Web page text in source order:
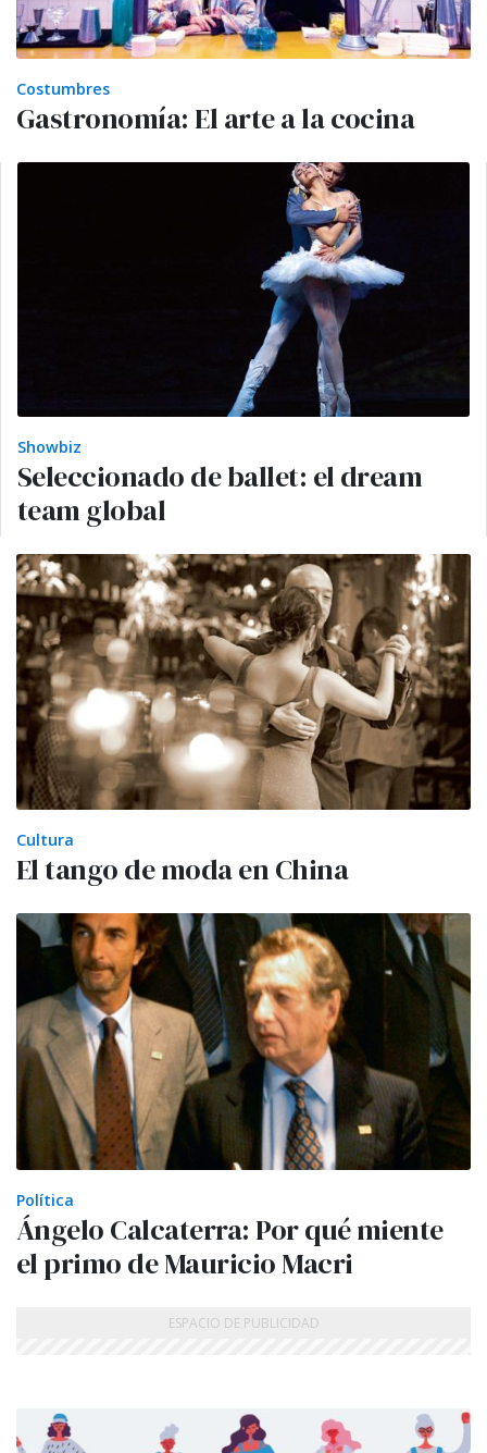
Costumbres
Gastronomía: El arte a la cocina
Showbiz
Seleccionado de ballet: el dream
team global
Cultura
El tango de moda en China
Política
Ángelo Calcaterra: Por qué miente
el primo de Mauricio Macri